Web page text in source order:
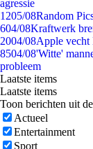
agressie
1205/08Random
604/08Kraftwerk
2004/08Apple vecht
8504/08'Witte'
probleem
Laatste items
Laatste items
Toon berichten uit
Actueel
Entertainment
Sport